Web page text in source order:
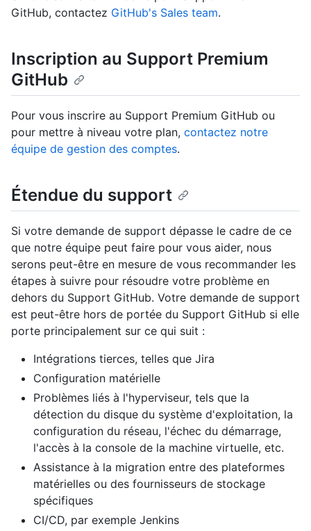
GitHub, contactez GitHub's Sales team.
Inscription au Support Premium
GitHub
Pour vous inscrire au Support Premium GitHub ou
pour mettre à niveau votre plan, contactez notre
équipe de gestion des comptes.
Étendue du support
Si votre demande de support dépasse le cadre de ce
que notre équipe peut faire pour vous aider, nous
serons peut-être en mesure de vous recommander les
étapes à suivre pour résoudre votre problème en
dehors du Support GitHub. Votre demande de support
est peut-être hors de portée du Support GitHub si elle
porte principalement sur ce qui suit :
Intégrations tierces, telles que Jira
Configuration matérielle
Problèmes liés à l'hyperviseur, tels que la
détection du disque du système d'exploitation, la
configuration du réseau, l'échec du démarrage,
l'accès à la console de la machine virtuelle, etc.
Assistance à la migration entre des plateformes
matérielles ou des fournisseurs de stockage
spécifiques
CI/CD, par exemple Jenkins